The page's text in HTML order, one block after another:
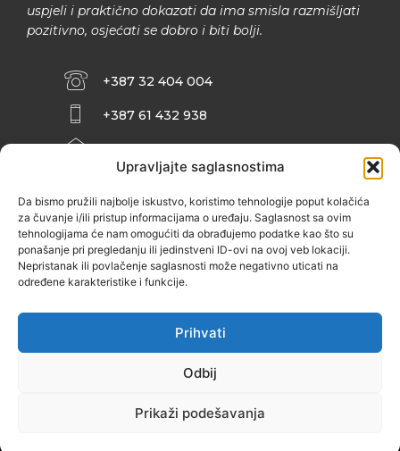
Upravljajte saglasnostima
Da bismo pružili najbolje iskustvo, koristimo tehnologije poput kolačića
za čuvanje i/ili pristup informacijama o uređaju. Saglasnost sa ovim
tehnologijama će nam omogućiti da obrađujemo podatke kao što su
ponašanje pri pregledanju ili jedinstveni ID-ovi na ovoj veb lokaciji.
Nepristanak ili povlačenje saglasnosti može negativno uticati na
određene karakteristike i funkcije.
Prihvati
Odbij
Prikaži podešavanja
uspjeli i praktično dokazati da ima smisla razmišljati
pozitivno, osjećati se dobro i biti bolji.
+387 32 404 004
+387 61 432 938
INFO@ZENIT.BA
ZENIČANKA, 3. SPRAT), 72000 ZENICA